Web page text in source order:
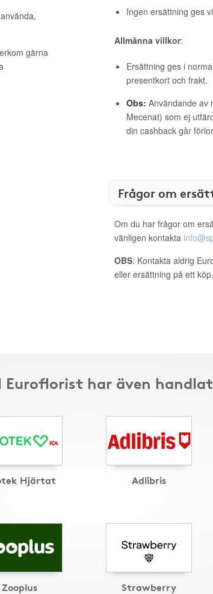
gärna
Ingen ersättning ges
Allmänna villkor:
Ersättning ges i
presentkort och frakt.
Obs: Användande av
Mecenat) som ej
din cashback går
Frågor om
Om du har frågor om
vänligen kontakta
OBS: Kontakta aldrig
eller ersättning på ett
Euroflorist har även
Hjärtat Adlibris
Zooplus Strawberry